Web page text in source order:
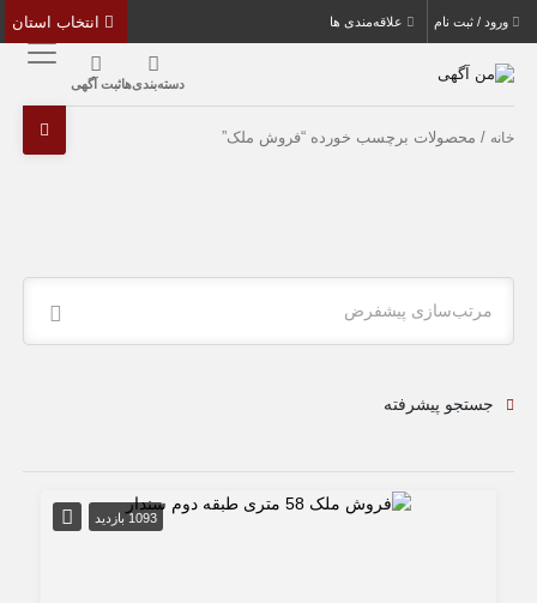
ورود / ثبت نام علاقه‌مندی ها
دسته‌بندی‌هاثبت آگهی
خانه / محصولات برچسب خورده “فروش ملک”
مرتب‌سازی پیشفرض
جستجو پیشرفته
1093 بازدید